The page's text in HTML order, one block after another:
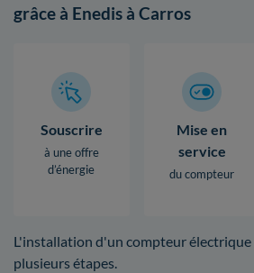
grâce à Enedis à Carros
Souscrire
à une offre
d’énergie
Mise en
service
du compteur
L'installation d'un compteur
plusieurs étapes.